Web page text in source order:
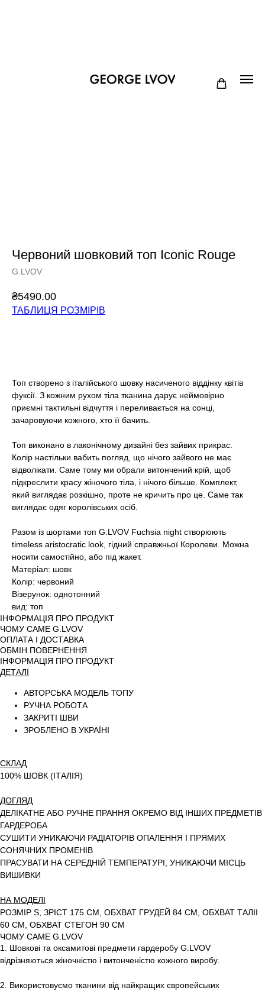
Червоний шовковий топ Iconic Rouge
G.LVOV
₴5490.00
ТАБЛИЦЯ РОЗМІРІВ
Топ створено з італійського шовку насиченого віддінку квітів
фуксії. З кожним рухом тіла тканина дарує неймовірно
приємні тактильні відчуття і переливається на сонці,
зачаровуючи кожного, хто її бачить.
Топ виконано в лаконічному дизайні без зайвих прикрас.
Колір настільки вабить погляд, що нічого зайвого не має
відволікати. Саме тому ми обрали витончений крій, щоб
підкреслити красу жіночого тіла, і нічого більше. Комплект,
який виглядає розкішно, проте не кричить про це. Саме так
виглядає одяг королівських осіб.
Разом із шортами топ G.LVOV Fuchsia night створюють
timeless aristocratic look, гідний справжньої Королеви. Можна
носити самостійно, або під жакет.
Матеріал: шовк
Колір: червоний
Візерунок: однотонний
вид: топ
ІНФОРМАЦІЯ ПРО ПРОДУКТ
ЧОМУ САМЕ G.LVOV
ОПЛАТА І ДОСТАВКА
ОБМІН ПОВЕРНЕННЯ
ІНФОРМАЦІЯ ПРО ПРОДУКТ
ДЕТАЛІ
АВТОРСЬКА МОДЕЛЬ ТОПУ
РУЧНА РОБОТА
ЗАКРИТІ ШВИ
ЗРОБЛЕНО В УКРАЇНІ
СКЛАД
100% ШОВК (ІТАЛІЯ)
ДОГЛЯД
ДЕЛІКАТНЕ АБО РУЧНЕ ПРАННЯ ОКРЕМО ВІД ІНШИХ ПРЕДМЕТІВ
ГАРДЕРОБА
СУШИТИ УНИКАЮЧИ РАДІАТОРІВ ОПАЛЕННЯ І ПРЯМИХ
СОНЯЧНИХ ПРОМЕНІВ
ПРАСУВАТИ НА СЕРЕДНІЙ ТЕМПЕРАТУРІ, УНИКАЮЧИ МІСЦЬ
ВИШИВКИ
НА МОДЕЛІ
РОЗМІР S, ЗРІСТ 175 СМ, ОБХВАТ ГРУДЕЙ 84 СМ, ОБХВАТ ТАЛІІ
60 СМ, ОБХВАТ СТЕГОН 90 СМ
ЧОМУ САМЕ G.LVOV
1. Шовкові та оксамитові предмети гардеробу G.LVOV
відрізняються жіночністю і витонченістю кожного виробу.
2. Використовуємо тканини від найкращих європейських